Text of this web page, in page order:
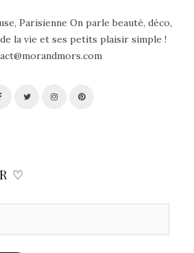
Parisienne On parle beauté, déco,
la vie et ses petits plaisir simple !
♡